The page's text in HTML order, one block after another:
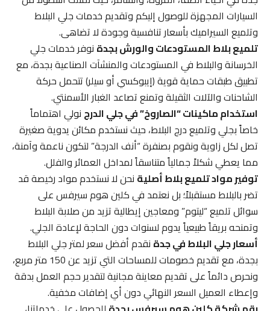
السيارات المجهزة للوصول إليكم وتقديم خدمات جلي البلاط
وتلميع السيراميك بأسعار تنافسية وجودة لا تضاهى.
تلميع بلاط المستودعات والورش بجدةنوفر خدمات جلي
الخرسانة والبلاط في المستودعات والمنشآت الصناعية بجدة، مع
تطبيق طبقات حماية قوية (إيبوكسي أو سيلر) تتحمل حركة
الشاحنات والآلات الثقيلة وتمنع تصاعد الغبار الأسمنتي.
استخدام ماكينات “الصاروخ” في جلي الدرجنولي اهتماماً
خاصاً بجلي وتلميع درج البلاط، حيث نستخدم مكائن يدوية صغيرة
تصل لكل زاوية ونقوم بصنفرة “أنف الدرجة” لتكون ناعمة وآمنة،
مما يعطي شكلاً جمالياً متناسقاً لمداخل العمائر والفلل.
توفير مواد تلميع بلاط أصليةنحن لا نستخدم مواد رخيصة قد
تضر بالبلاط مستقبلاً؛ بل نعتمد في كلين هوم سيرفس على
سوائل تلميع “ليتوم” ومعاجين إيطالية تزيد من صلابة البلاط
وتمنحه بريقاً طبيعياً يدوم لسنوات دون الحاجة لإعادة الجلي.
أسعار جلي البلاط في جدةنقدم أفضل سعر لمتر جلي البلاط
بجدة، مع تقديم خصومات للمساحات التي تزيد عن 150 متر مربع،
ونحرص دائماً على تقديم معاينة مجانية لتقدير حجم العمل بدقة
وإعطاء العميل السعر النهائي دون أي إضافات مخفية.